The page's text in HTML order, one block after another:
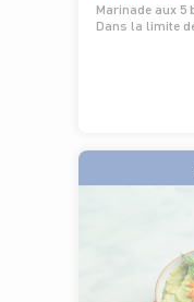
Marinade aux 5
Dans la limite